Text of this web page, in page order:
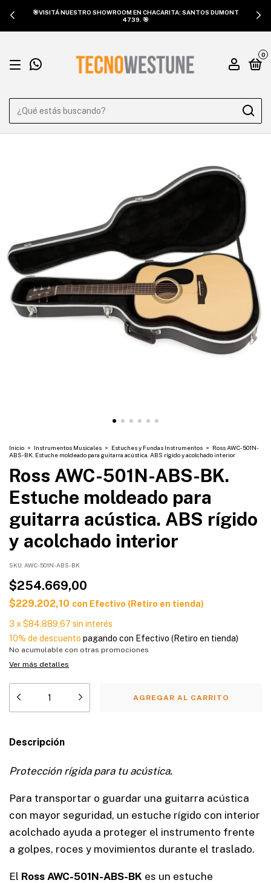
🎯VISITÁ NUESTRO SHOWROOM EN CHACARITA: SANTOS DUMONT
4739. 🎯
0
Inicio > Instrumentos Musicales > Estuches y Fundas Instrumentos > Ross AWC-501N-
ABS-BK. Estuche moldeado para guitarra acústica. ABS rígido y acolchado interior
Ross AWC-501N-ABS-BK.
Estuche moldeado para
guitarra acústica. ABS rígido
y acolchado interior
SKU: AWC-501N-ABS-BK
$254.669,00
$229.202,10 con Efectivo (Retiro en tienda)
3 x $84.889,67 sin interés
10% de descuento pagando con Efectivo (Retiro en tienda)
No acumulable con otras promociones
Ver más detalles
Descripción
Protección rígida para tu acústica.
Para transportar o guardar una guitarra acústica
con mayor seguridad, un estuche rígido con interior
acolchado ayuda a proteger el instrumento frente
a golpes, roces y movimientos durante el traslado.
El Ross AWC-501N-ABS-BK es un estuche